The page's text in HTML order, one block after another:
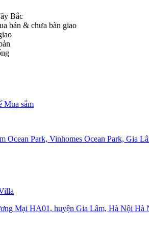
Bắc
bán & chưa bàn giao
Mua sắm
Ocean Park, Vinhomes Ocean Park, Gia
Mại HA01, huyện Gia Lâm, Hà Nội